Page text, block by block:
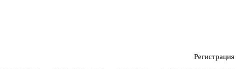
Регистрация